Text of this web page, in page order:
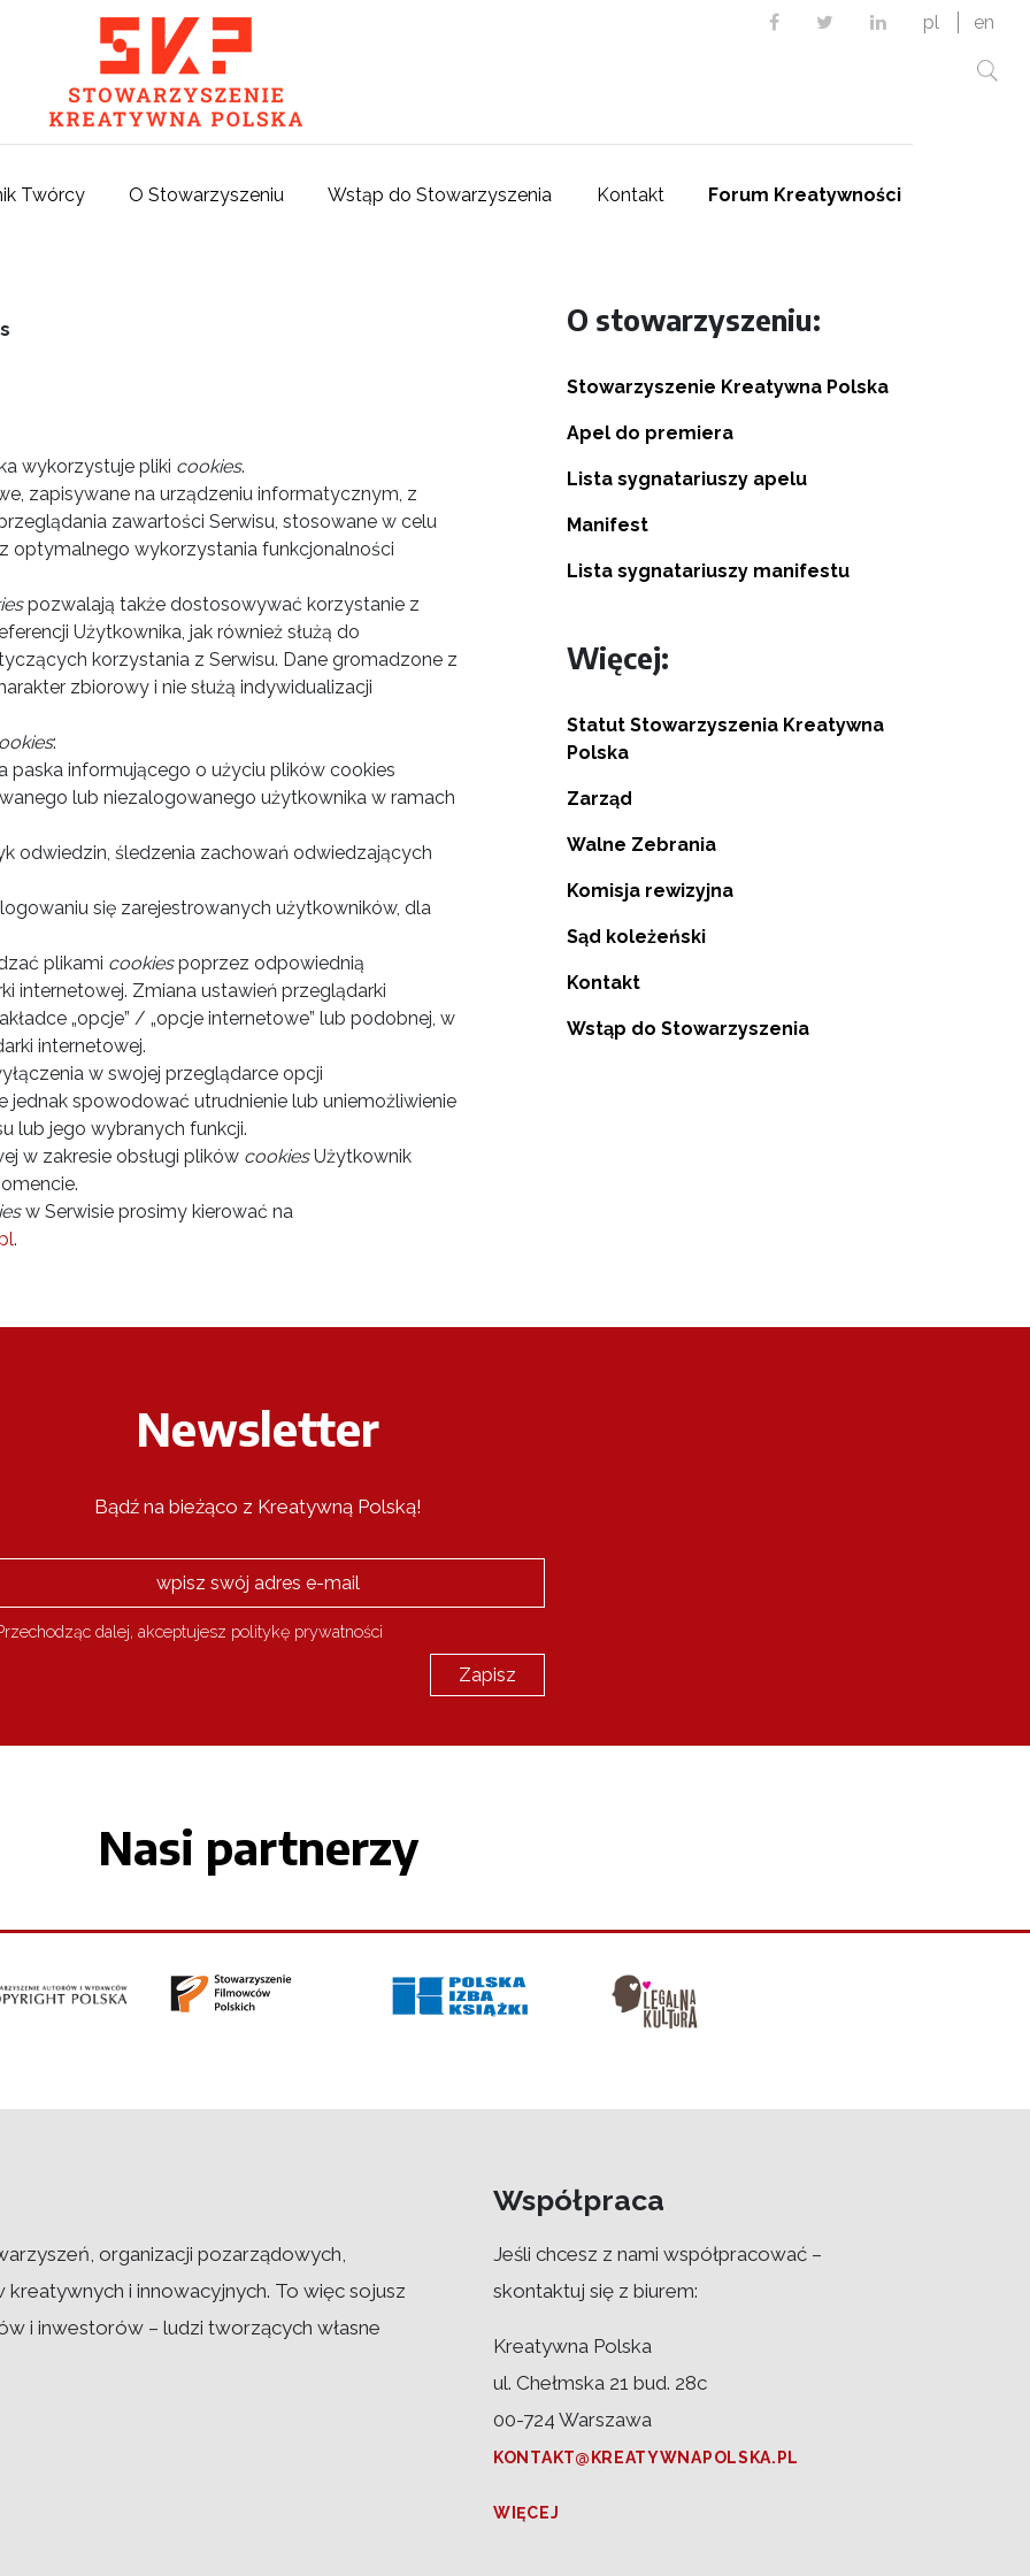
FacebookTwitterLinkedin
pl en
Twórcy O Stowarzyszeniu Wstąp do Stowarzyszenia Kontakt Forum Kreatywności
wykorzystuje pliki cookies.
zapisywane na urządzeniu informatycznym, z
zawartości Serwisu, stosowane w celu
optymalnego wykorzystania funkcjonalności
pozwalają także dostosowywać korzystanie z
Użytkownika, jak również służą do
korzystania z Serwisu. Dane gromadzone z
zbiorowy i nie służą indywidualizacji
:
paska informującego o użyciu plików cookies
lub niezalogowanego użytkownika w ramach
odwiedzin, śledzenia zachowań odwiedzających
się zarejestrowanych użytkowników, dla
plikami cookiespoprzez odpowiednią
internetowej. Zmiana ustawień przeglądarki
„opcje” / „opcje internetowe” lub podobnej, w
internetowej.
w swojej przeglądarce opcji
jednak spowodować utrudnienie lub uniemożliwienie
lub jego wybranych funkcji.
w zakresie obsługi plików cookiesUżytkownik
w Serwisie prosimy kierować na
.
O stowarzyszeniu:
Stowarzyszenie Kreatywna Polska
Apel do premiera
Lista sygnatariuszy apelu
Manifest
Lista sygnatariuszy manifestu
Więcej:
Statut Stowarzyszenia Kreatywna
Polska
Zarząd
Walne Zebrania
Komisja rewizyjna
Sąd koleżeński
Kontakt
Wstąp do Stowarzyszenia
Newsletter
Bądź na bieżąco z Kreatywną Polską!
dalej, akceptujesz politykę prywatności
Nasi partnerzy
organizacji pozarządowych,
i innowacyjnych. To więc sojusz
i inwestorów – ludzi tworzących własne
Współpraca
Jeśli chcesz z nami współpracować –
skontaktuj się z biurem:
Kreatywna Polska
ul. Chełmska 21 bud. 28c
00-724 Warszawa
KONTAKT@KREATYWNAPOLSKA.PL
WIĘCEJ